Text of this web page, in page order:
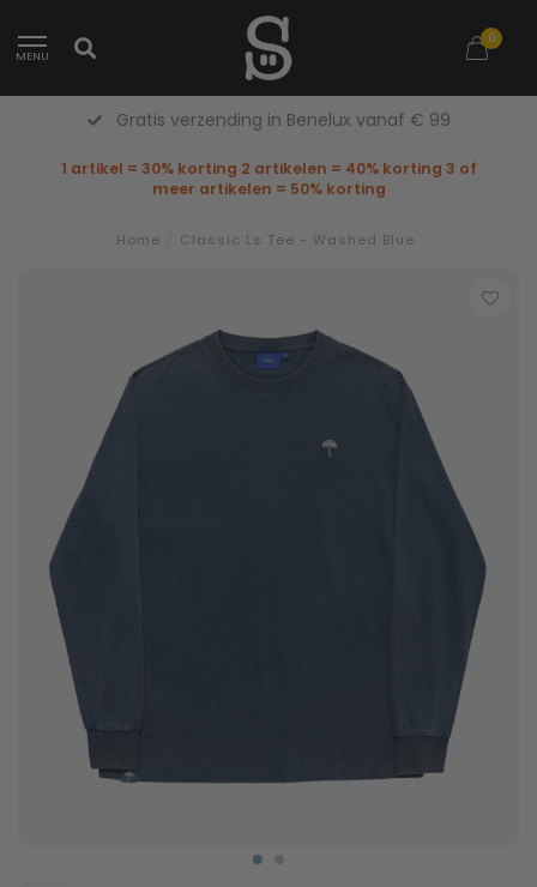
MENU
0
Gratis verzending in Benelux vanaf € 99
1 artikel = 30% korting 2 artikelen = 40% korting 3 of
meer artikelen = 50% korting
Home Classic Ls Tee - Washed Blue